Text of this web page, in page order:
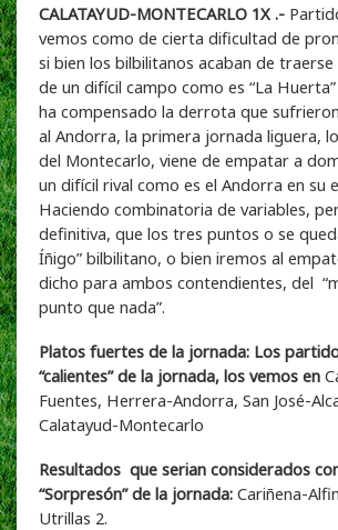
CALATAYUD-MONTECARLO 1X .-
vemos como de cierta dificultad de
si bien los bilbilitanos acaban de
de un difícil campo como es “La
ha compensado la derrota que
al Andorra, la primera jornada liguera,
del Montecarlo, viene de empatar a
un difícil rival como es el Andorra en su
Haciendo combinatoria de variables,
definitiva, que los tres puntos o se
Íñigo” bilbilitano, o bien iremos al
dicho para ambos contendientes, del
punto que nada”.
Platos fuertes de la jornada: Los
“calientes” de la jornada, los vemos en
Fuentes, Herrera-Andorra, San José-
Calatayud-Montecarlo
Resultados que serian considerados
“Sorpresón” de la jornada: Cariñena-
Utrillas 2.